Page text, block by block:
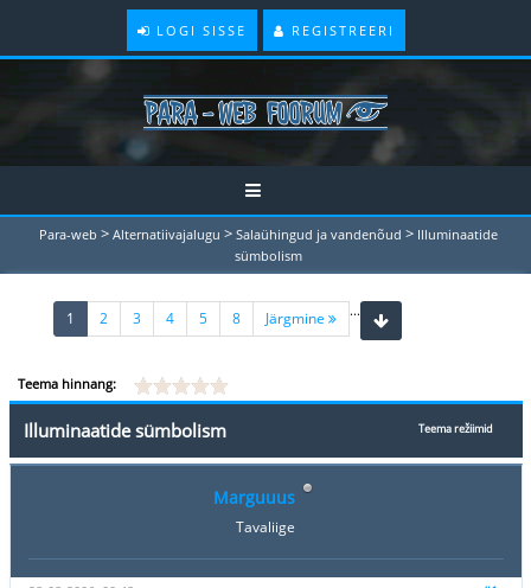
LOGI SISSE REGISTREERI
Para-web > Alternatiivajalugu > Salaühingud ja vandenõud > Illuminaatide
sümbolism
1 (current)
2 3 4 5 ...
8 Järgmine
Teema hinnang:
Teema režiimid
Illuminaatide sümbolism
Marguuus
Tavaliige